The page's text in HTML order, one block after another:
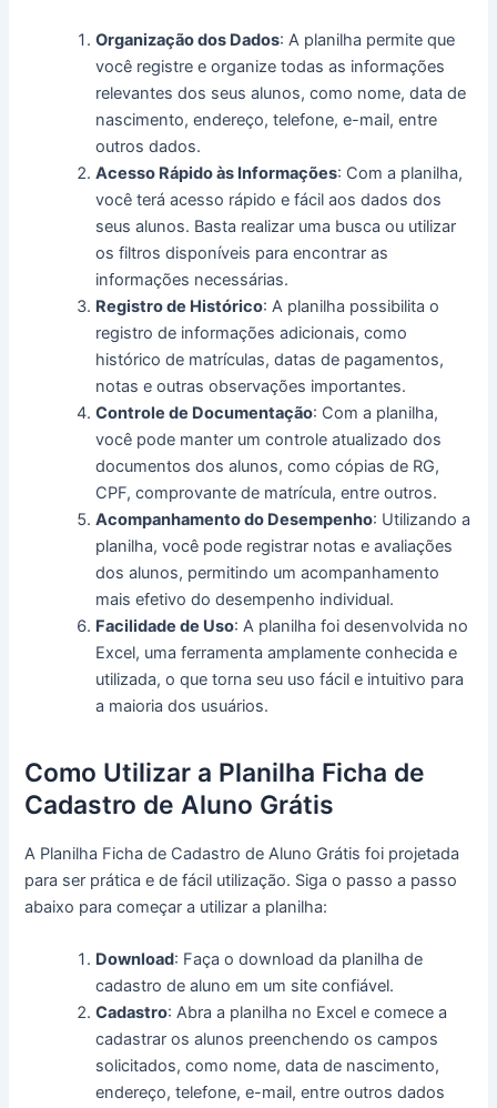
Organização dos Dados: A planilha permite que
você registre e organize todas as informações
relevantes dos seus alunos, como nome, data de
nascimento, endereço, telefone, e-mail, entre
outros dados.
Acesso Rápido às Informações: Com a planilha,
você terá acesso rápido e fácil aos dados dos
seus alunos. Basta realizar uma busca ou utilizar
os filtros disponíveis para encontrar as
informações necessárias.
Registro de Histórico: A planilha possibilita o
registro de informações adicionais, como
histórico de matrículas, datas de pagamentos,
notas e outras observações importantes.
Controle de Documentação: Com a planilha,
você pode manter um controle atualizado dos
documentos dos alunos, como cópias de RG,
CPF, comprovante de matrícula, entre outros.
Acompanhamento do Desempenho: Utilizando a
planilha, você pode registrar notas e avaliações
dos alunos, permitindo um acompanhamento
mais efetivo do desempenho individual.
Facilidade de Uso: A planilha foi desenvolvida no
Excel, uma ferramenta amplamente conhecida e
utilizada, o que torna seu uso fácil e intuitivo para
a maioria dos usuários.
Como Utilizar a Planilha Ficha de
Cadastro de Aluno Grátis
A Planilha Ficha de Cadastro de Aluno Grátis foi projetada
para ser prática e de fácil utilização. Siga o passo a passo
abaixo para começar a utilizar a planilha:
Download: Faça o download da planilha de
cadastro de aluno em um site confiável.
Cadastro: Abra a planilha no Excel e comece a
cadastrar os alunos preenchendo os campos
solicitados, como nome, data de nascimento,
endereço, telefone, e-mail, entre outros dados